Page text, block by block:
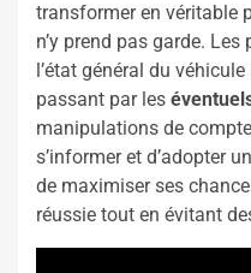
transformer en véritable
n’y prend pas garde.
l’état général du véhicule
passant par les
manipulations de
s’informer et d’adopter
de maximiser ses
réussie tout en évitant